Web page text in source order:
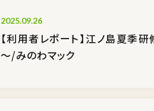
2025.09.26
【利用者レポート】江ノ島夏
～/みのわマック